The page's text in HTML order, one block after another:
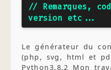
// Remarques,
version etc...
Le générateur du
(php, svg, html et
Python3.8.2 Mon